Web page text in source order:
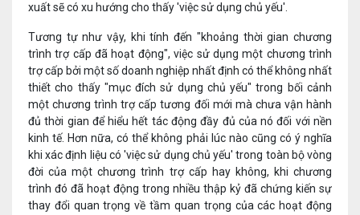
xuất sẽ có xu hướng cho thấy 'việc sử dụng chủ yếu'.
Tương tự như vậy, khi tính đến "khoảng thời gian chương
trình trợ cấp đã hoạt động", việc sử dụng một chương trình
trợ cấp bởi một số doanh nghiệp nhất định có thể không nhất
thiết cho thấy "mục đích sử dụng chủ yếu" trong bối cảnh
một chương trình trợ cấp tương đối mới mà chưa vận hành
đủ thời gian để hiểu hết tác động đầy đủ của nó đối với nền
kinh tế. Hơn nữa, có thể không phải lúc nào cũng có ý nghĩa
khi xác định liệu có 'việc sử dụng chủ yếu' trong toàn bộ vòng
đời của một chương trình trợ cấp hay không, khi chương
trình đó đã hoạt động trong nhiều thập kỷ đã chứng kiến ​​sự
thay đổi quan trọng về tầm quan trọng của các hoạt động